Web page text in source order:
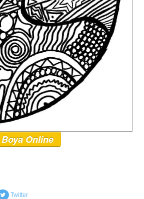
Boya Online
Twitter